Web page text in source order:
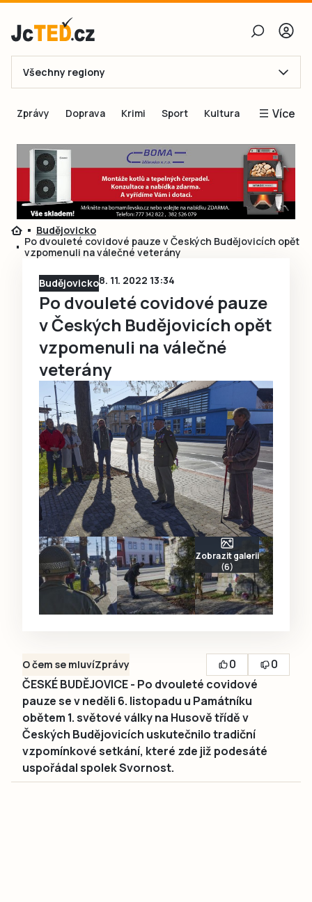
E-mail
Obnovit heslo
Přihlásit se
Přihlásit se přes Facebook
Ještě nemám účet, chci se
Všechny regiony
Zprávy Doprava Krimi Sport Kultura Více
Blogy
Inspirace
Čtenáři píší
Speciální přílohy
Budějovicko
Po dvouleté covidové pauze v Českých Budějovicích opět
vzpomenuli na válečné veterány
Budějovicko8. 11. 2022 13:34
Po dvouleté covidové pauze
v Českých Budějovicích opět
vzpomenuli na válečné
veterány
Zobrazit galerii
(6)
O čem se mluvíZprávy 0
0
ČESKÉ BUDĚJOVICE - Po dvouleté covidové
pauze se v neděli 6. listopadu u Památníku
obětem 1. světové války na Husově třídě v
Českých Budějovicích uskutečnilo tradiční
vzpomínkové setkání, které zde již podesáté
uspořádal spolek Svornost.